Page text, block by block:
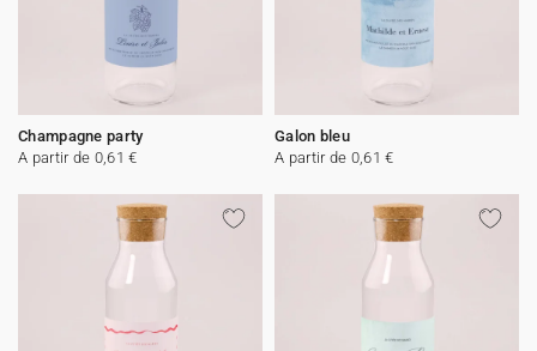
Champagne party
A partir de 0,61 €
Galon bleu
A partir de 0,61 €